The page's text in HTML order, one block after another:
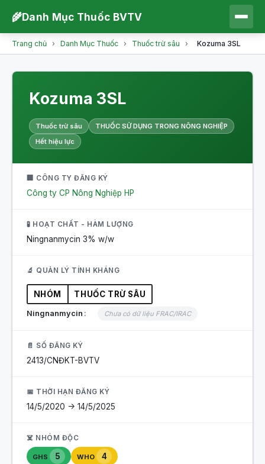
🌾Danh Mục Thuốc BVTV
Trang chủ › Danh Mục Thuốc › Thuốc trừ sâu › Kozuma 3SL
Kozuma 3SL
Thuốc trừ sâu
THUỐC SỬ DỤNG TRONG NÔNG NGHIỆP
Hết hiệu lực
🏢 CÔNG TY ĐĂNG KÝ
Công ty CP Nông Nghiệp HP
🧪 HOẠT CHẤT - HÀM LƯỢNG
Ningnanmycin 3% w/w
🔬 QUẢN LÝ TÍNH KHÁNG
NHÓM THUỐC TRỪ SÂU
Ningnanmycin Chưa có dữ liệu FRAC/IRAC
📄 SỐ ĐĂNG KÝ
2413/CNĐKT-BVTV
📅 THỜI HẠN ĐĂNG KÝ
14/5/2020 -> 14/5/2025
☠️ NHÓM ĐỘC
GHS 5 WHO 4